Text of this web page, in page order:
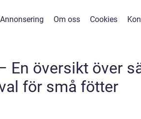
Annonsering Om oss Cookies
En översikt över
för små fötter